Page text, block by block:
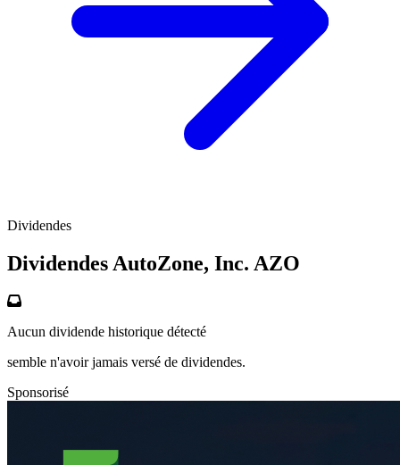
Dividendes
Dividendes AutoZone, Inc. AZO
Aucun dividende historique détecté
semble n'avoir jamais versé de dividendes.
Sponsorisé